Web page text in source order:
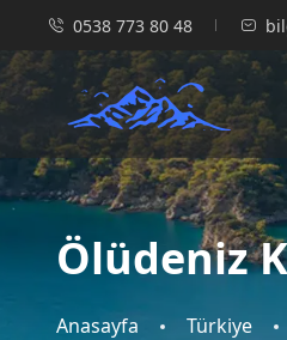
0538 773 80 48
Ölüdeniz
Anasayfa Türkiye